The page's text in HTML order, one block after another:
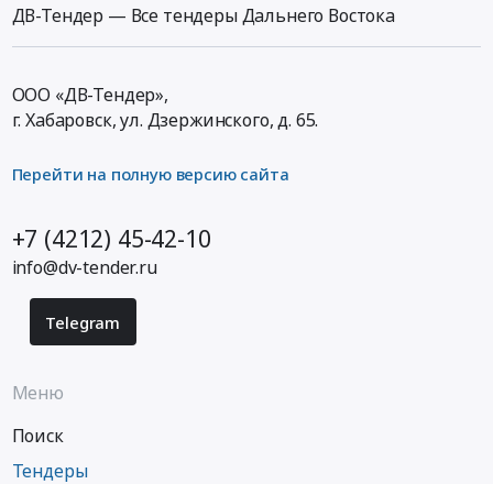
ДВ-Тендер — Все тендеры Дальнего Востока
ООО «ДВ-Тендер»,
г. Хабаровск,ул. Дзержинского, д. 65.
Перейти на полную версию сайта
+7 (4212) 45-42-10
info@dv-tender.ru
Telegram
Меню
Поиск
Тендеры